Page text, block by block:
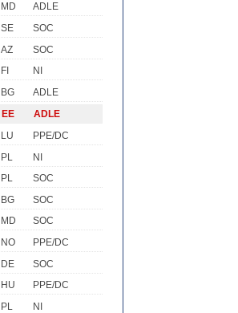
MD
ADLE
SE
SOC
AZ
SOC
FI
NI
BG
ADLE
EE
ADLE
LU
PPE/DC
PL
NI
PL
SOC
BG
SOC
MD
SOC
NO
PPE/DC
DE
SOC
HU
PPE/DC
PL
NI